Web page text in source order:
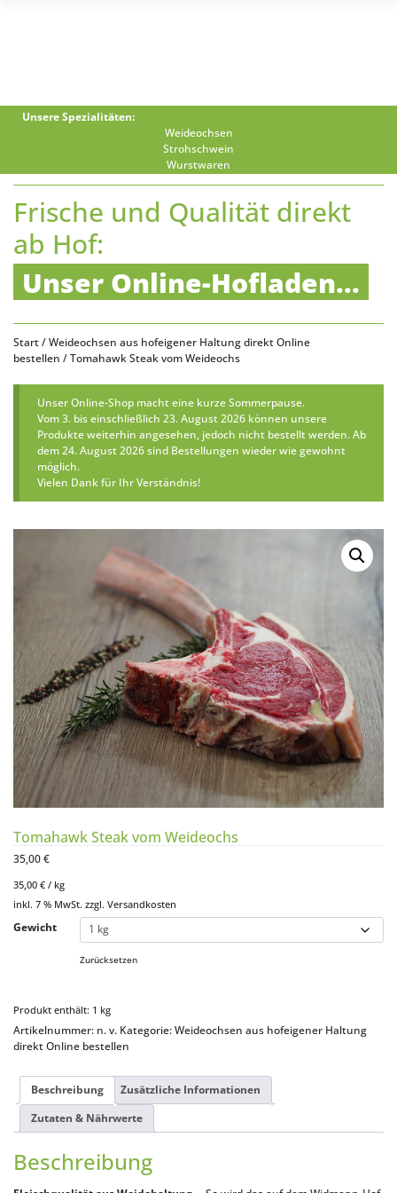
Unsere Spezialitäten:
Weideochsen
Strohschwein
Wurstwaren
Frische und Qualität direkt
ab Hof:
Unser Online-Hofladen...
Start/Weideochsen aus hofeigener Haltung direkt Online
bestellen / Tomahawk Steak vom Weideochs
Unser Online-Shop macht eine kurze Sommerpause.
Vom 3. bis einschließlich 23. August 2026 können unsere
Produkte weiterhin angesehen, jedoch nicht bestellt werden. Ab
dem 24. August 2026 sind Bestellungen wieder wie gewohnt
möglich.
Vielen Dank für Ihr Verständnis!
Tomahawk Steak vom Weideochs
35,00€
35,00 € / kg
inkl. 7 % MwSt. zzgl. Versandkosten
Gewicht
Zurücksetzen
Produkt enthält: 1 kg
Artikelnummer: n. v. Kategorie:Weideochsen aus hofeigener Haltung
direkt Online bestellen
Beschreibung
Zusätzliche Informationen
Zutaten & Nährwerte
Beschreibung